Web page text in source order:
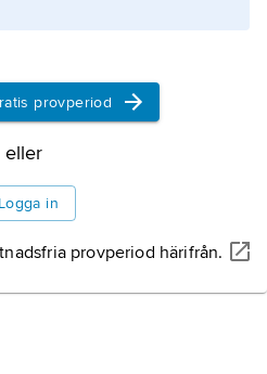
provperiod
eller
Logga in
provperiod härifrån.